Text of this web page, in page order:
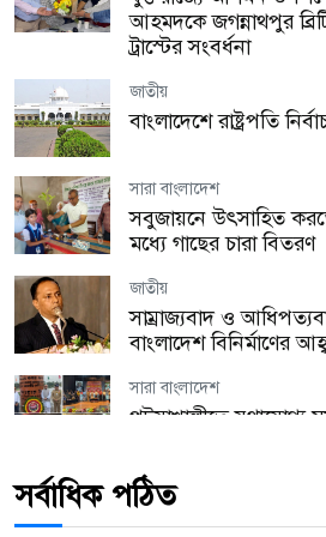
আহমদকে জগন্নাথপুর
ট্রাস্টের সংবর্ধনা
জাতীয়
বাংলাদেশে রাষ্ট্রপতি
সারা বাংলাদেশ
সবুজায়নে উৎসাহিত করতে
মধ্যে গাছের চারা বিতরণ
জাতীয়
সাম্রাজ্যবাদ ও
বাংলাদেশ বিনির্মাণের
সারা বাংলাদেশ
পটুয়াখালীতে যথাযোগ্য
যুক্তরাজ্য
হ্যারিঙ্গে কাউন্সিল
সর্বাধিক পঠিত